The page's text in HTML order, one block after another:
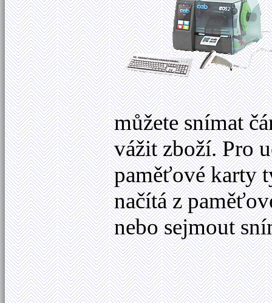
můžete snímat
vážit zboží. Pro
paměťové karty
načítá z
nebo sejmout